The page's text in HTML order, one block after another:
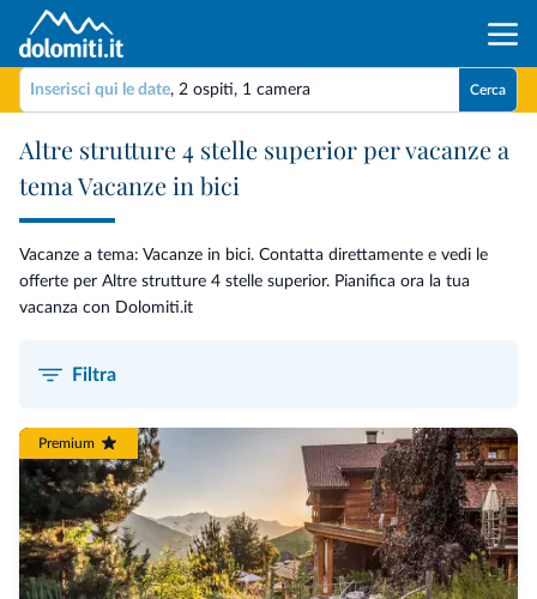
Inserisci qui le date, 2 ospiti, 1 camera Cerca
Altre strutture 4 stelle superior per vacanze a
tema Vacanze in bici
Vacanze a tema: Vacanze in bici. Contatta direttamente e vedi le
offerte per Altre strutture 4 stelle superior. Pianifica ora la tua
vacanza con Dolomiti.it
Filtra
Premium